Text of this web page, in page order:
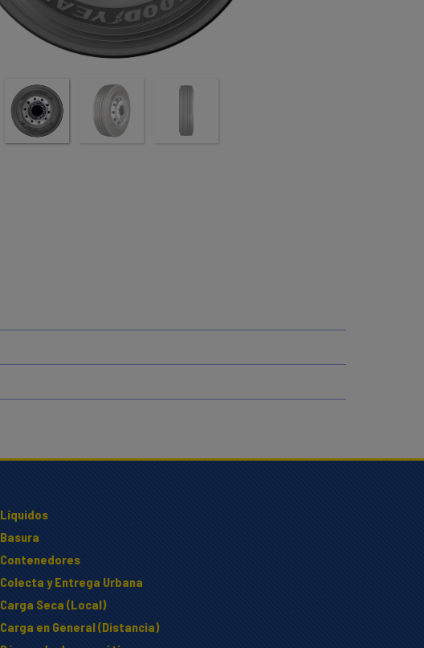
Líquidos
Basura
Contenedores
Colecta y Entrega Urbana
Carga Seca (Local)
Carga en General (Distancia)